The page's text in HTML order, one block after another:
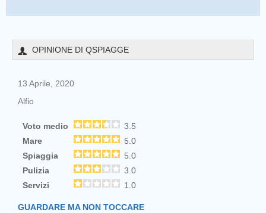
OPINIONE DI QSPIAGGE
13 Aprile, 2020
Alfio
Voto medio
3.5
Mare
5.0
Spiaggia
5.0
Pulizia
3.0
Servizi
1.0
GUARDARE MA NON TOCCARE